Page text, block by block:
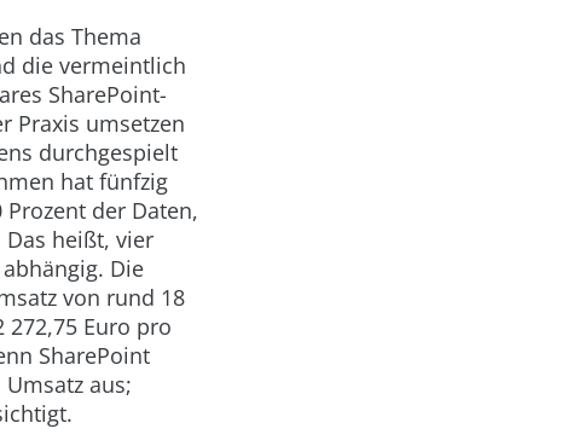
das Thema
die vermeintlich
SharePoint-
Praxis umsetzen
durchgespielt
hat fünfzig
der Daten,
heißt, vier
Die
von rund 18
272,75 Euro pro
SharePoint
aus;